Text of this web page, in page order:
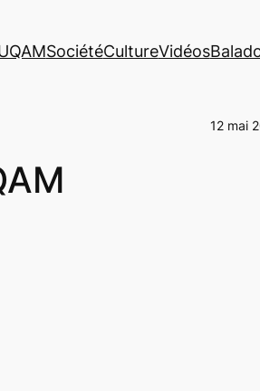
SociétéCultureVidéos
12 mai